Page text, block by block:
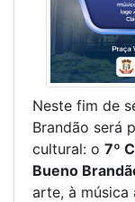
Neste fim de
Brandão será
cultural: o 7º
Bueno
arte, à música